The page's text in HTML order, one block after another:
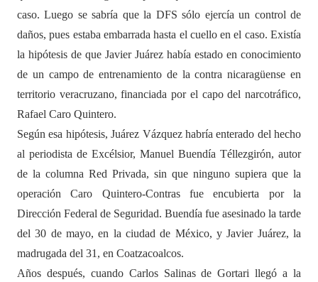
caso. Luego se sabría que la DFS sólo ejercía un control de
daños, pues estaba embarrada hasta el cuello en el caso. Existía
la hipótesis de que Javier Juárez había estado en conocimiento
de un campo de entrenamiento de la contra nicaragüense en
territorio veracruzano, financiada por el capo del narcotráfico,
Rafael Caro Quintero.
Según esa hipótesis, Juárez Vázquez habría enterado del hecho
al periodista de Excélsior, Manuel Buendía Téllezgirón, autor
de la columna Red Privada, sin que ninguno supiera que la
operación Caro Quintero-Contras fue encubierta por la
Dirección Federal de Seguridad. Buendía fue asesinado la tarde
del 30 de mayo, en la ciudad de México, y Javier Juárez, la
madrugada del 31, en Coatzacoalcos.
Años después, cuando Carlos Salinas de Gortari llegó a la